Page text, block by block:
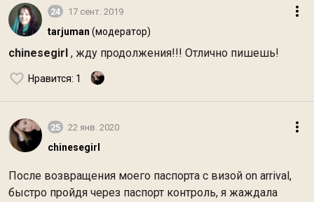
24 17 сент. 2019
tarjuman (модератор)
chinesegirl , жду продолжения!!! Отлично пишешь!
Нравится: 1
25 22 янв. 2020
chinesegirl
После возвращения моего паспорта с визой on arrival,
быстро пройдя через паспорт контроль, я жаждала